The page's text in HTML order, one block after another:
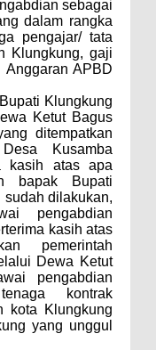
sebagai
dalam rangka
pengajar/ tata
Klungkung, gaji
Anggaran APBD
Klungkung
Ketut Bagus
ditempatkan
Kusamba
kasih atas apa
bapak Bupati
sudah dilakukan,
pengabdian
kasih atas
pemerintah
Dewa Ketut
pengabdian
kontrak
kota Klungkung
yang unggul